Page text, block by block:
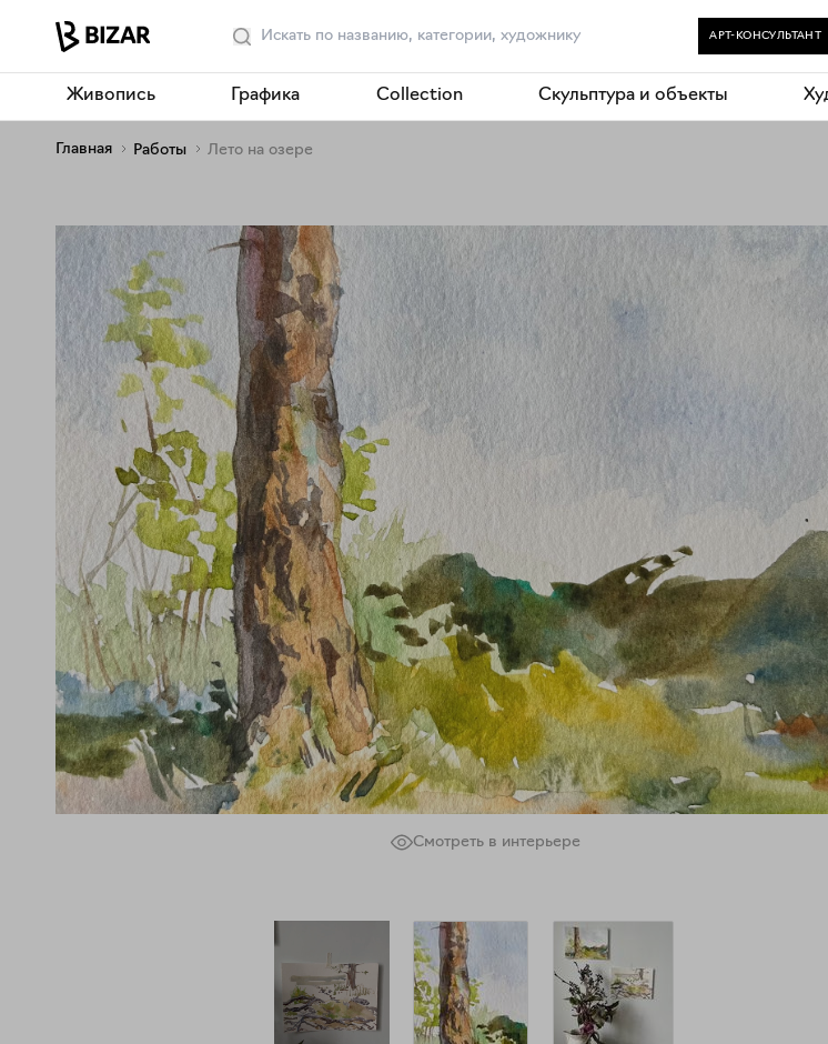
АРТ-КОНСУЛЬТАНТ
Живопись Графика Collection Скульптура и объекты
Главная Работы Лето на озере
Смотреть в интерьере